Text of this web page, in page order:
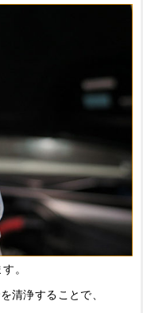
。
清浄することで、